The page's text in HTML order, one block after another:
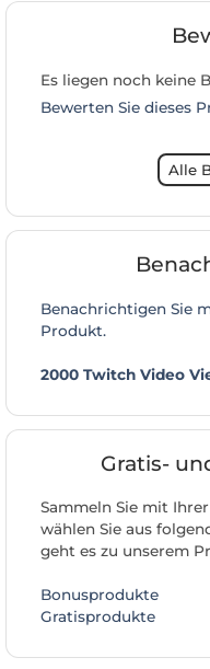
Es liegen noch keine
Bewerten Sie dieses
Alle
Benachrichtigen Sie
Produkt.
2000 Twitch Video
Gratis-
Sammeln Sie mit
wählen Sie aus
geht es zu unserem
Bonusprodukte
Gratisprodukte